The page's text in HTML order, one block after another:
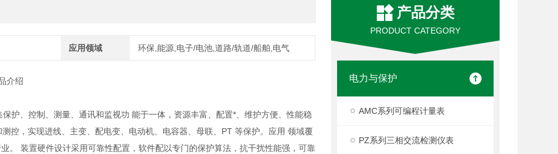
产品分类
PRODUCT CATEGORY
电力与保护
AMC系列可编程计量表
PZ系列三相交流检测仪表
应用领域 环保,能源,电子/电池,道路/轨道/船舶,电气
介绍
保护、控制、测量、通讯和监视功 能于一体，资源丰富、配置*、维护方便、性能稳
控，实现进线、主变、配电变、电动机、电容器、母联、PT 等保护。应用 领域覆
。 装置硬件设计采用可靠性配置，软件配以专门的保护算法，抗干扰性能强，可靠